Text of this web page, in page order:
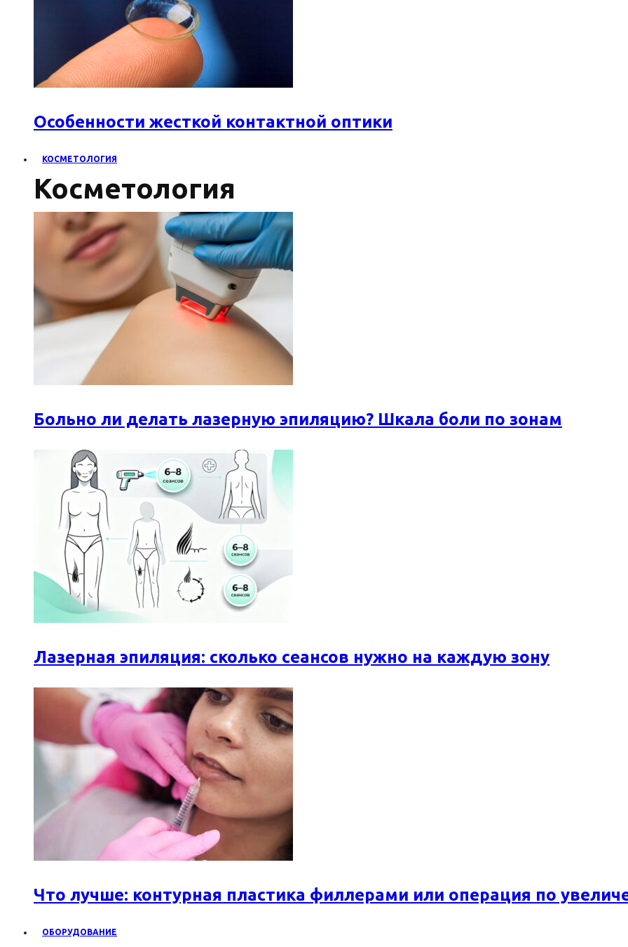
Особенности жесткой контактной оптики
КОСМЕТОЛОГИЯ
Косметология
Больно ли делать лазерную эпиляцию? Шкала боли по зонам
Лазерная эпиляция: сколько сеансов нужно на каждую зону
Что лучше: контурная пластика филлерами или операция по
ОБОРУДОВАНИЕ